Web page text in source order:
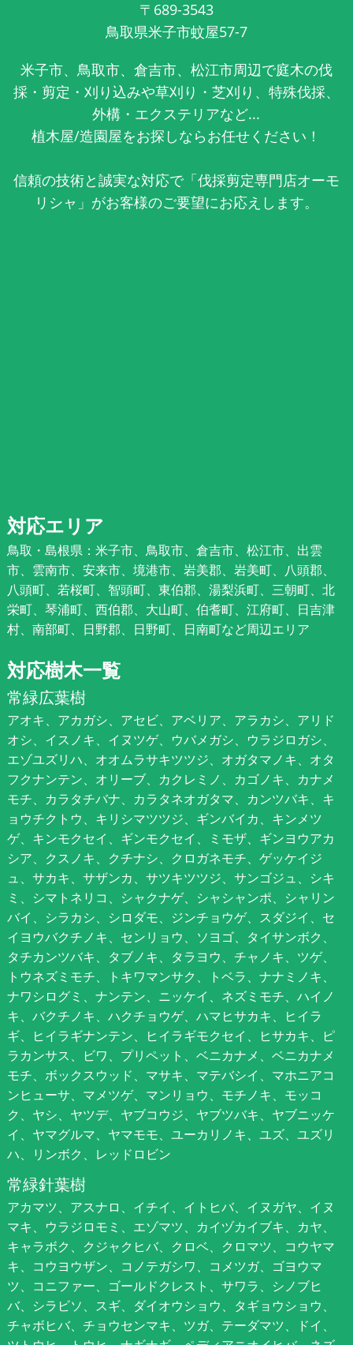
〒689-3543
鳥取県米子市蚊屋57-7
米子市、鳥取市、倉吉市、松江市周辺で庭木の伐
採・剪定・刈り込みや草刈り・芝刈り、特殊伐採、
外構・エクステリアなど...
植木屋/造園屋をお探しならお任せください！
信頼の技術と誠実な対応で「伐採剪定専門店オーモ
リシャ」がお客様のご要望にお応えします。
対応エリア
鳥取・島根県：米子市、鳥取市、倉吉市、松江市、出雲
市、雲南市、安来市、境港市、岩美郡、岩美町、八頭郡、
八頭町、若桜町、智頭町、東伯郡、湯梨浜町、三朝町、北
栄町、琴浦町、西伯郡、大山町、伯耆町、江府町、日吉津
村、南部町、日野郡、日野町、日南町など周辺エリア
対応樹木一覧
常緑広葉樹
アオキ、アカガシ、アセビ、アベリア、アラカシ、アリド
オシ、イスノキ、イヌツゲ、ウバメガシ、ウラジロガシ、
エゾユズリハ、オオムラサキツツジ、オガタマノキ、オタ
フクナンテン、オリーブ、カクレミノ、カゴノキ、カナメ
モチ、カラタチバナ、カラタネオガタマ、カンツバキ、キ
ョウチクトウ、キリシマツツジ、ギンバイカ、キンメツ
ゲ、キンモクセイ、ギンモクセイ、ミモザ、ギンヨウアカ
シア、クスノキ、クチナシ、クロガネモチ、ゲッケイジ
ュ、サカキ、サザンカ、サツキツツジ、サンゴジュ、シキ
ミ、シマトネリコ、シャクナゲ、シャシャンポ、シャリン
バイ、シラカシ、シロダモ、ジンチョウゲ、スダジイ、セ
イヨウバクチノキ、センリョウ、ソヨゴ、タイサンボク、
タチカンツバキ、タブノキ、タラヨウ、チャノキ、ツゲ、
トウネズミモチ、トキワマンサク、トベラ、ナナミノキ、
ナワシログミ、ナンテン、ニッケイ、ネズミモチ、ハイノ
キ、バクチノキ、ハクチョウゲ、ハマヒサカキ、ヒイラ
ギ、ヒイラギナンテン、ヒイラギモクセイ、ヒサカキ、ピ
ラカンサス、ビワ、プリペット、ベニカナメ、ベニカナメ
モチ、ボックスウッド、マサキ、マテバシイ、マホニアコ
ンヒューサ、マメツゲ、マンリョウ、モチノキ、モッコ
ク、ヤシ、ヤツデ、ヤブコウジ、ヤブツバキ、ヤブニッケ
イ、ヤマグルマ、ヤマモモ、ユーカリノキ、ユズ、ユズリ
ハ、リンボク、レッドロビン
常緑針葉樹
アカマツ、アスナロ、イチイ、イトヒバ、イヌガヤ、イヌ
マキ、ウラジロモミ、エゾマツ、カイヅカイブキ、カヤ、
キャラボク、クジャクヒバ、クロベ、クロマツ、コウヤマ
キ、コウヨウザン、コノテガシワ、コメツガ、ゴヨウマ
ツ、コニファー、ゴールドクレスト、サワラ、シノブヒ
バ、シラビソ、スギ、ダイオウショウ、タギョウショウ、
チャボヒバ、チョウセンマキ、ツガ、テーダマツ、ドイ、